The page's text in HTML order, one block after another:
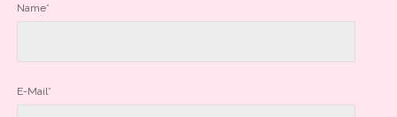
Name*
E-Mail*